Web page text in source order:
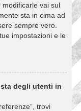
vai sul
sta in cima ad
sempre vero.
impostazioni e le
degli utenti in
trovi